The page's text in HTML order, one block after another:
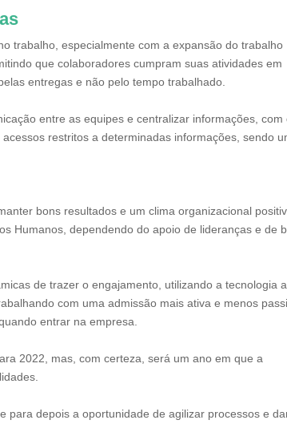
trabalho, especialmente com a expansão do trabalho
que colaboradores cumpram suas atividades em
entregas e não pelo tempo trabalhado.
entre as equipes e centralizar informações, com
restritos a determinadas informações, sendo
bons resultados e um clima organizacional
Humanos, dependendo do apoio de lideranças e de
de trazer o engajamento, utilizando a tecnologia
com uma admissão mais ativa e menos
entrar na empresa.
2022, mas, com certeza, será um ano em que a
para depois a oportunidade de agilizar processos e